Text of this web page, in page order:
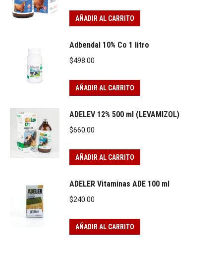
AÑADIR AL CARRITO
Adbendal 10% Co 1 litro
$498.00
AÑADIR AL CARRITO
ADELEV 12% 500 ml (LEVAMIZOL)
$660.00
AÑADIR AL CARRITO
ADELER Vitaminas ADE 100 ml
$240.00
AÑADIR AL CARRITO